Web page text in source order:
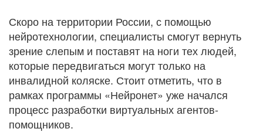
Скоро на территории России, с помощью
нейротехнологии, специалисты смогут вернуть
зрение слепым и поставят на ноги тех людей,
которые передвигаться могут только на
инвалидной коляске. Стоит отметить, что в
рамках программы «Нейронет» уже начался
процесс разработки виртуальных агентов-
помощников.